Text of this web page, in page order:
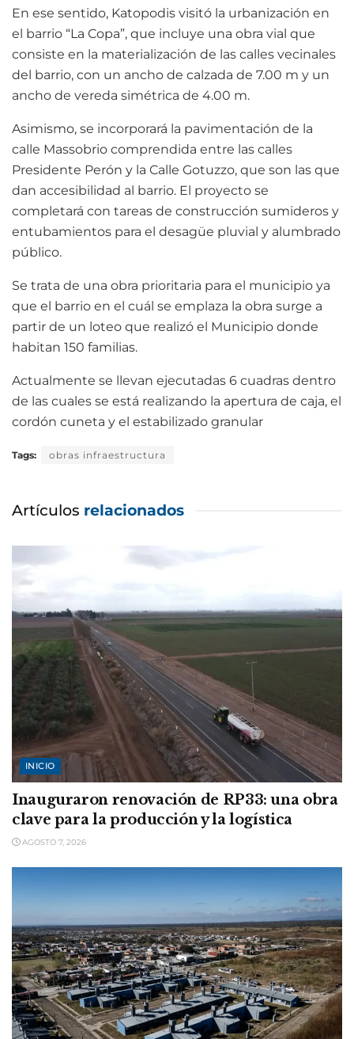
En ese sentido, Katopodis visitó la urbanización en
el barrio “La Copa”, que incluye una obra vial que
consiste en la materialización de las calles vecinales
del barrio, con un ancho de calzada de 7.00 m y un
ancho de vereda simétrica de 4.00 m.
Asimismo, se incorporará la pavimentación de la
calle Massobrio comprendida entre las calles
Presidente Perón y la Calle Gotuzzo, que son las que
dan accesibilidad al barrio. El proyecto se
completará con tareas de construcción sumideros y
entubamientos para el desagüe pluvial y alumbrado
público.
Se trata de una obra prioritaria para el municipio ya
que el barrio en el cuál se emplaza la obra surge a
partir de un loteo que realizó el Municipio donde
habitan 150 familias.
Actualmente se llevan ejecutadas 6 cuadras dentro
de las cuales se está realizando la apertura de caja, el
cordón cuneta y el estabilizado granular
Tags: obras infraestructura
Artículos relacionados
INICIO
Inauguraron renovación de RP33: una obra
clave para la producción y la logística
AGOSTO 7, 2026